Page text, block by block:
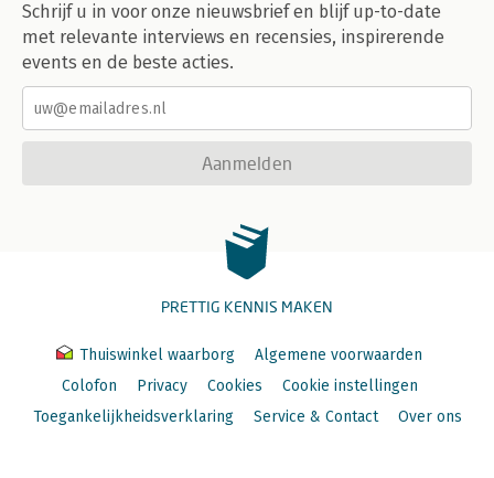
Schrijf u in voor onze nieuwsbrief en blijf up-to-date
met relevante interviews en recensies, inspirerende
events en de beste acties.
Aanmelden
PRETTIG KENNIS MAKEN
Thuiswinkel waarborg
Algemene voorwaarden
Colofon
Privacy Cookies
Cookie instellingen
Toegankelijkheidsverklaring
Service & Contact Over ons